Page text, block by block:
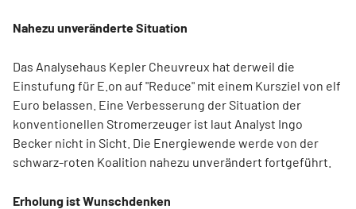
Nahezu unveränderte Situation
Das Analysehaus Kepler Cheuvreux hat derweil die
Einstufung für E.on auf "Reduce" mit einem Kursziel von elf
Euro belassen. Eine Verbesserung der Situation der
konventionellen Stromerzeuger ist laut Analyst Ingo
Becker nicht in Sicht. Die Energiewende werde von der
schwarz-roten Koalition nahezu unverändert fortgeführt.
Erholung ist Wunschdenken